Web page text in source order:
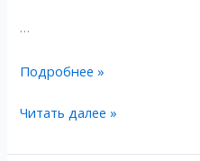
…
Подробнее »
Читать далее »